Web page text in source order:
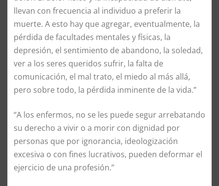
llevan con frecuencia al individuo a preferir la
muerte. A esto hay que agregar, eventualmente, la
pérdida de facultades mentales y físicas, la
depresión, el sentimiento de abandono, la soledad,
ver a los seres queridos sufrir, la falta de
comunicación, el mal trato, el miedo al más allá,
pero sobre todo, la pérdida inminente de la vida.”
“A los enfermos, no se les puede segur arrebatando
su derecho a vivir o a morir con dignidad por
personas que por ignorancia, ideologización
excesiva o con fines lucrativos, pueden deformar el
ejercicio de una profesión.”